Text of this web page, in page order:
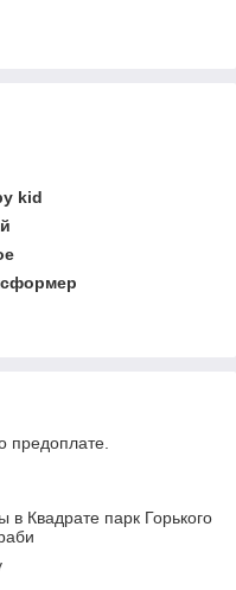
kid
предоплате.
в Квадрате парк Горького